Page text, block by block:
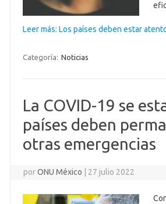
Leer más: Los países deben estar
Categoría: Noticias
La COVID-19 se
países deben
otras emergencias
porONU México 27 julio 2022